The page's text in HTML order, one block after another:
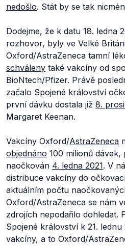
nedošlo. Stát by se tak
Dodejme, že k datu 18. ledna
rozhovor, byly ve Velké
Oxford/AstraZeneca tamní
schváleny také vakcíny od
BioNtech/Pfizer. Právě
začalo Spojené království
první dávku dostala již 8.
Margaret Keenan.
Vakcíny Oxford/AstraZeneca
objednáno 100 milionů
naočkován 4. ledna 2021. V
distribuce vakcíny do
aktuálním počtu
Oxford/AstraZeneca se nám
zdrojích nepodařilo dohledat.
Spojené království k 21. lednu
vakcíny, a to Oxford/